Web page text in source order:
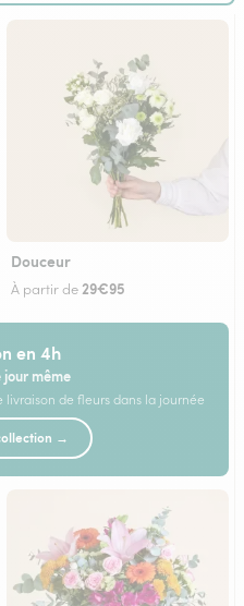
Douceur
À partir de29€95
en 4h
jour même
de fleurs dans la journée
→